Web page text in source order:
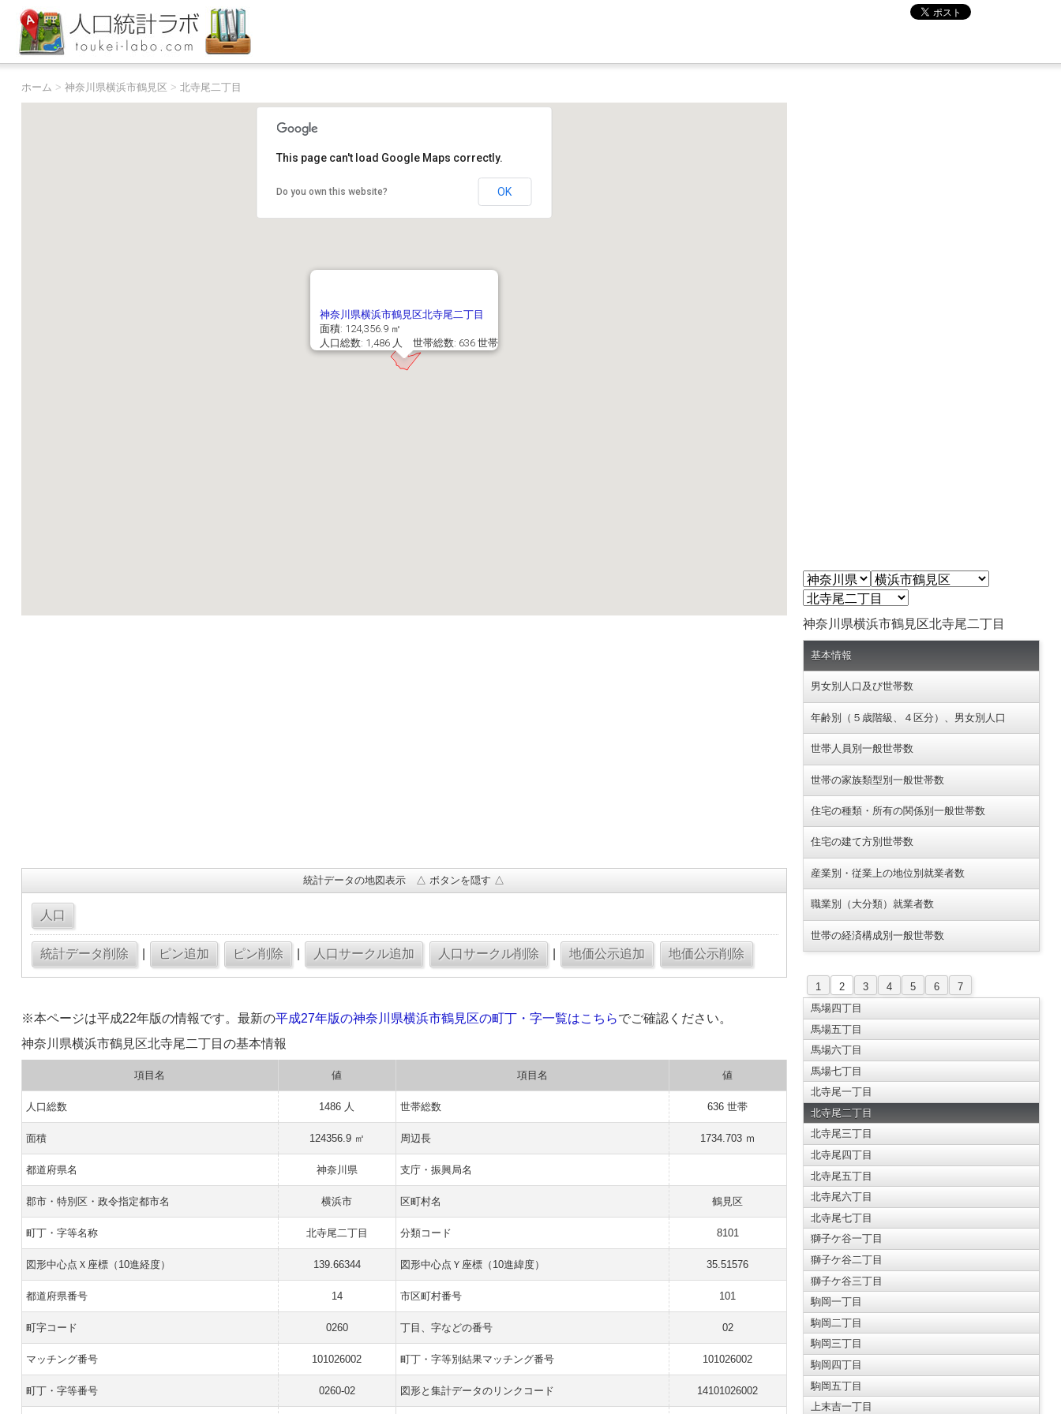
ホーム > 神奈川県横浜市鶴見区 > 北寺尾二丁目
神奈川県横浜市鶴見区北寺尾二丁目
面積: 124,356.9 ㎡
人口総数: 1,486 人 世帯総数: 636 世帯
This page can't load Google Maps correctly.
Do you own this website? OK
統計データの地図表示 △ ボタンを隠す △
※本ページは平成22年版の情報です。最新の平成27年版の神奈川県横浜市鶴見区の町丁・字一覧はこちらでご確認ください。
神奈川県横浜市鶴見区北寺尾二丁目の基本情報
項目名 値 項目名 値
人口総数 1486 人 世帯総数 636 世帯
面積 124356.9 ㎡ 周辺長 1734.703 ｍ
都道府県名 神奈川県 支庁・振興局名
郡市・特別区・政令指定都市名 横浜市 区町村名 鶴見区
町丁・字等名称 北寺尾二丁目 分類コード 8101
図形中心点Ｘ座標（10進経度） 139.66344 図形中心点Ｙ座標（10進緯度） 35.51576
都道府県番号 14 市区町村番号 101
町字コード 0260 丁目、字などの番号 02
マッチング番号 101026002 町丁・字等別結果マッチング番号 101026002
町丁・字等番号 0260-02 図形と集計データのリンクコード 14101026002
神奈川県横浜市鶴見区北寺尾二丁目
基本情報
男女別人口及び世帯数
年齢別（５歳階級、４区分）、男女別人口
世帯人員別一般世帯数
世帯の家族類型別一般世帯数
住宅の種類・所有の関係別一般世帯数
住宅の建て方別世帯数
産業別・従業上の地位別就業者数
職業別（大分類）就業者数
世帯の経済構成別一般世帯数
1 2 3 4 5 6
7
馬場四丁目
馬場五丁目
馬場六丁目
馬場七丁目
北寺尾一丁目
北寺尾二丁目
北寺尾三丁目
北寺尾四丁目
北寺尾五丁目
北寺尾六丁目
北寺尾七丁目
獅子ケ谷一丁目
獅子ケ谷二丁目
獅子ケ谷三丁目
駒岡一丁目
駒岡二丁目
駒岡三丁目
駒岡四丁目
駒岡五丁目
上末吉一丁目